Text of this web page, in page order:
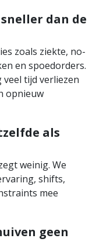
dan de
zoals ziekte, no-
en spoedorders.
tijd verliezen
opnieuw
als
weinig. We
shifts,
mee
geen